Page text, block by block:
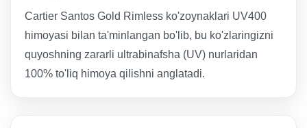
Cartier Santos Gold Rimless ko'zoynaklari UV400
himoyasi bilan ta'minlangan bo'lib, bu ko'zlaringizni
quyoshning zararli ultrabinafsha (UV) nurlaridan
100% to'liq himoya qilishni anglatadi.